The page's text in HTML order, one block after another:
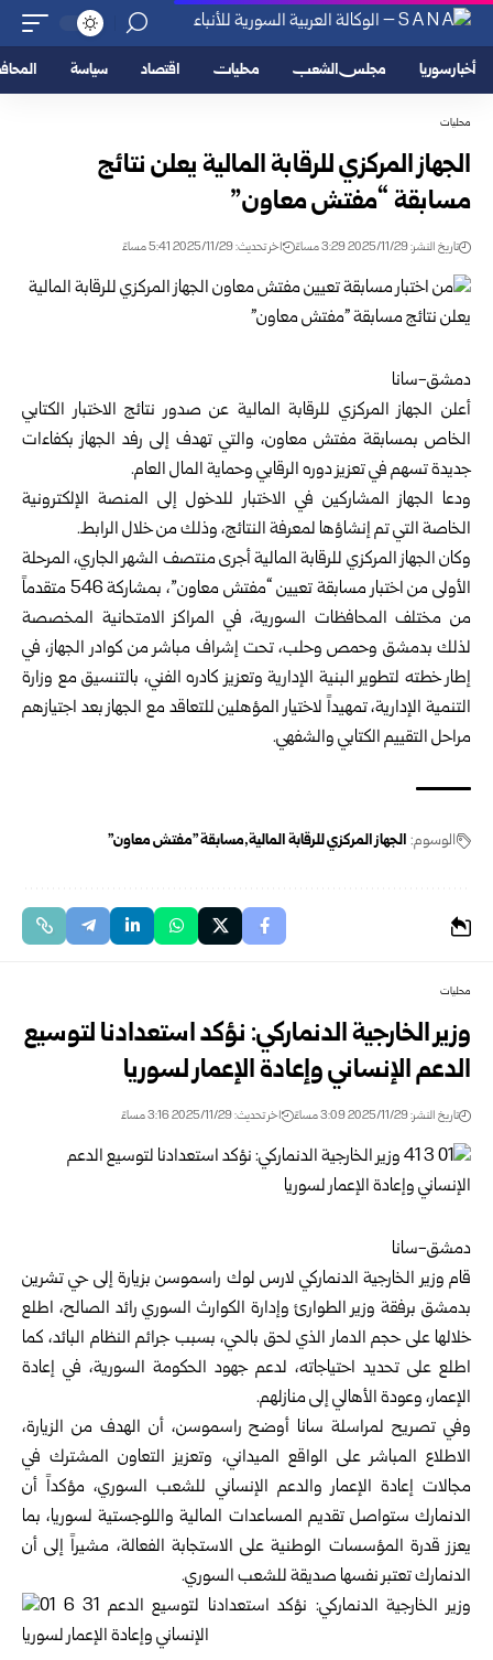
أخبار سوريا مجلس الشعب محليات اقتصاد سياسة
محليات
الجهاز المركزي للرقابة المالية يعلن نتائج
مسابقة “مفتش معاون”
تاريخ النشر: 2025/11/29 3:29 مساءً اخر تحديث: 2025/11/29 5:41 مساءً
دمشق-سانا
أعلن الجهاز المركزي للرقابة المالية عن صدور نتائج الاختبار الكتابي
الخاص بمسابقة مفتش معاون، والتي تهدف إلى رفد الجهاز بكفاءات
جديدة تسهم في تعزيز دوره الرقابي وحماية المال العام.
ودعا الجهاز المشاركين في الاختبار للدخول إلى المنصة الإلكترونية
الخاصة التي تم إنشاؤها لمعرفة النتائج، وذلك من خلالالرابط.
وكان الجهاز المركزي للرقابة المالية أجرى منتصف الشهر الجاري، المرحلة
الأولى من اختبار مسابقة تعيين “مفتش معاون”، بمشاركة 546 متقدماً
من مختلف المحافظات السورية، في المراكز الامتحانية المخصصة
لذلك بدمشق وحمص وحلب، تحت إشراف مباشر من كوادر الجهاز، في
إطار خطته لتطوير البنية الإدارية وتعزيز كادره الفني، بالتنسيق مع وزارة
التنمية الإدارية، تمهيداً لاختيار المؤهلين للتعاقد مع الجهاز بعد اجتيازهم
مراحل التقييم الكتابي والشفهي.
الوسوم: الجهاز المركزي للرقابة المالية مسابقة "مفتش معاون"
محليات
وزير الخارجية الدنماركي: نؤكد استعدادنا لتوسيع
الدعم الإنساني وإعادة الإعمار لسوريا
تاريخ النشر: 2025/11/29 3:09 مساءً اخر تحديث: 2025/11/29 3:16 مساءً
دمشق-سانا
قام وزير الخارجية الدنماركي لارس لوك راسموسن بزيارة إلى حي تشرين
بدمشق برفقة وزير الطوارئ وإدارة الكوارث السوري رائد الصالح، اطلع
خلالها على حجم الدمار الذي لحق بالحي، بسبب جرائم النظام البائد، كما
اطلع على تحديد احتياجاته، لدعم جهود الحكومة السورية، في إعادة
الإعمار، وعودة الأهالي إلى منازلهم.
وفي تصريح لمراسلة سانا أوضح راسموسن، أن الهدف من الزيارة،
الاطلاع المباشر على الواقع الميداني، وتعزيز التعاون المشترك في
مجالات إعادة الإعمار والدعم الإنساني للشعب السوري، مؤكداً أن
الدنمارك ستواصل تقديم المساعدات المالية واللوجستية لسوريا، بما
يعزز قدرة المؤسسات الوطنية على الاستجابة الفعالة، مشيراً إلى أن
الدنمارك تعتبر نفسها صديقة للشعب السوري.